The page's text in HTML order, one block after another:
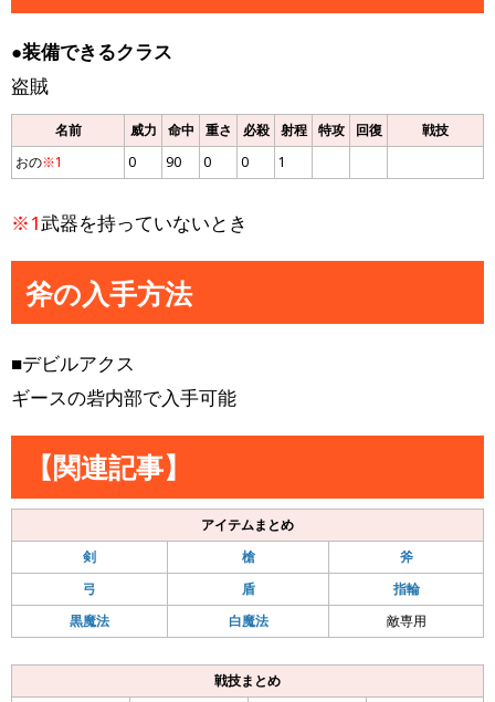
●装備できるクラス
盗賊
名前 威力 命中 重さ 必殺 射程 特攻 回復
戦技
おの※1 0 90 0 0 1
※1武器を持っていないとき
斧の入手方法
■デビルアクス
ギースの砦内部で入手可能
【関連記事】
アイテムまとめ
剣
槍
斧
弓
盾
指輪
黒魔法
白魔法 敵専用
戦技まとめ